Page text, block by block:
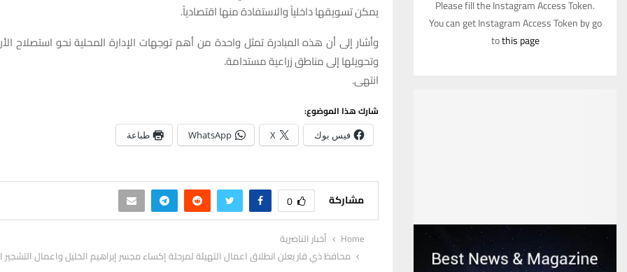
يمكن تسويقها داخلياً والاستفادة منها اقتصادياً.
وأشار إلى أن هذه المبادرة تمثل واحدة من أهم توجهات الإدارة المحلية نحو استصلاح
وتحويلها إلى مناطق زراعية مستدامة.
انتهى.
شارك هذا الموضوع:
فيس بوك X
WhatsApp طباعة
مشاركة 0
Home
أخبار الناصرية
محافظ ذي قار يعلن انطلاق اعمال التهيئة لمرحلة إكساء مجسر إبراهيم الخليل واعمال
Please fill the Instagram Access Token.
You can get Instagram Access Token by go
tothis page